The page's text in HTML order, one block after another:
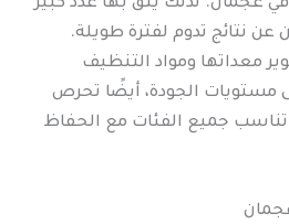
عجمان. لذلك يثق بها عدد كبير
عن نتائج تدوم لفترة طويلة.
معداتها ومواد التنظيف
مستويات الجودة، أيضًا تحرص
جميع الفئات مع الحفاظ